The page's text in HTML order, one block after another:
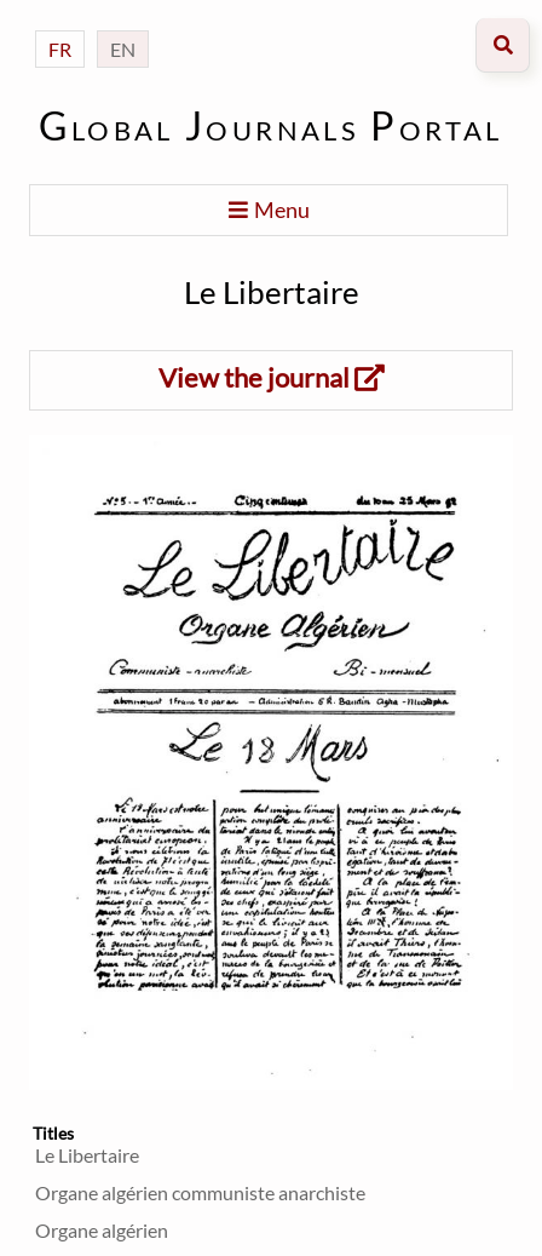
FR EN
Global Journals Portal
Menu
Le Libertaire
View the journal
Titles
Le Libertaire
Organe algérien communiste anarchiste
Organe algérien